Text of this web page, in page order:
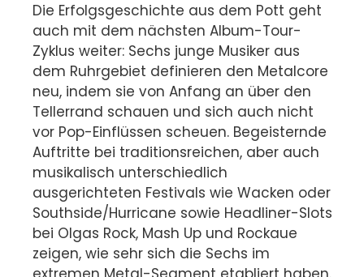
Die Erfolgsgeschichte aus dem Pott geht
auch mit dem nächsten Album-Tour-
Zyklus weiter: Sechs junge Musiker aus
dem Ruhrgebiet definieren den Metalcore
neu, indem sie von Anfang an über den
Tellerrand schauen und sich auch nicht
vor Pop-Einflüssen scheuen. Begeisternde
Auftritte bei traditionsreichen, aber auch
musikalisch unterschiedlich
ausgerichteten Festivals wie Wacken oder
Southside/Hurricane sowie Headliner-Slots
bei Olgas Rock, Mash Up und Rockaue
zeigen, wie sehr sich die Sechs im